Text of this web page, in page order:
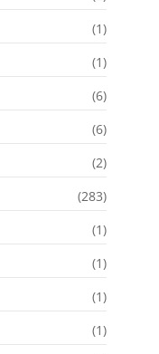
(1)
(1)
(6)
(6)
(2)
(283)
(1)
(1)
(1)
(1)